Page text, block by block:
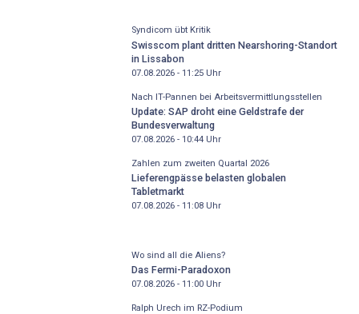
Syndicom übt Kritik
Swisscom plant dritten Nearshoring-Standort
in Lissabon
07.08.2026 - 11:25Uhr
Nach IT-Pannen bei Arbeitsvermittlungsstellen
Update: SAP droht eine Geldstrafe der
Bundesverwaltung
07.08.2026 - 10:44Uhr
Zahlen zum zweiten Quartal 2026
Lieferengpässe belasten globalen
Tabletmarkt
07.08.2026 - 11:08Uhr
Wo sind all die Aliens?
Das Fermi-Paradoxon
07.08.2026 - 11:00Uhr
Ralph Urech im RZ-Podium